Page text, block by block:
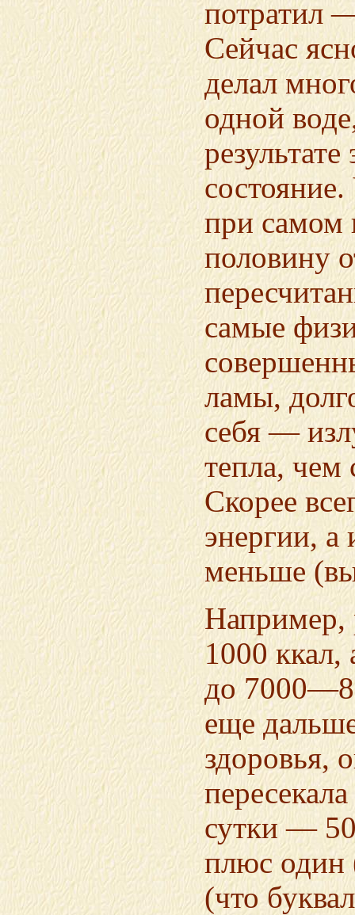
потратил
Сейчас
делал
одной
при самом
половину
самые
ламы,
себя —
тепла, чем
Скорее
энергии, а
меньше
1000 ккал,
до
еще
здоровья,
сутки — 50
плюс один
(что